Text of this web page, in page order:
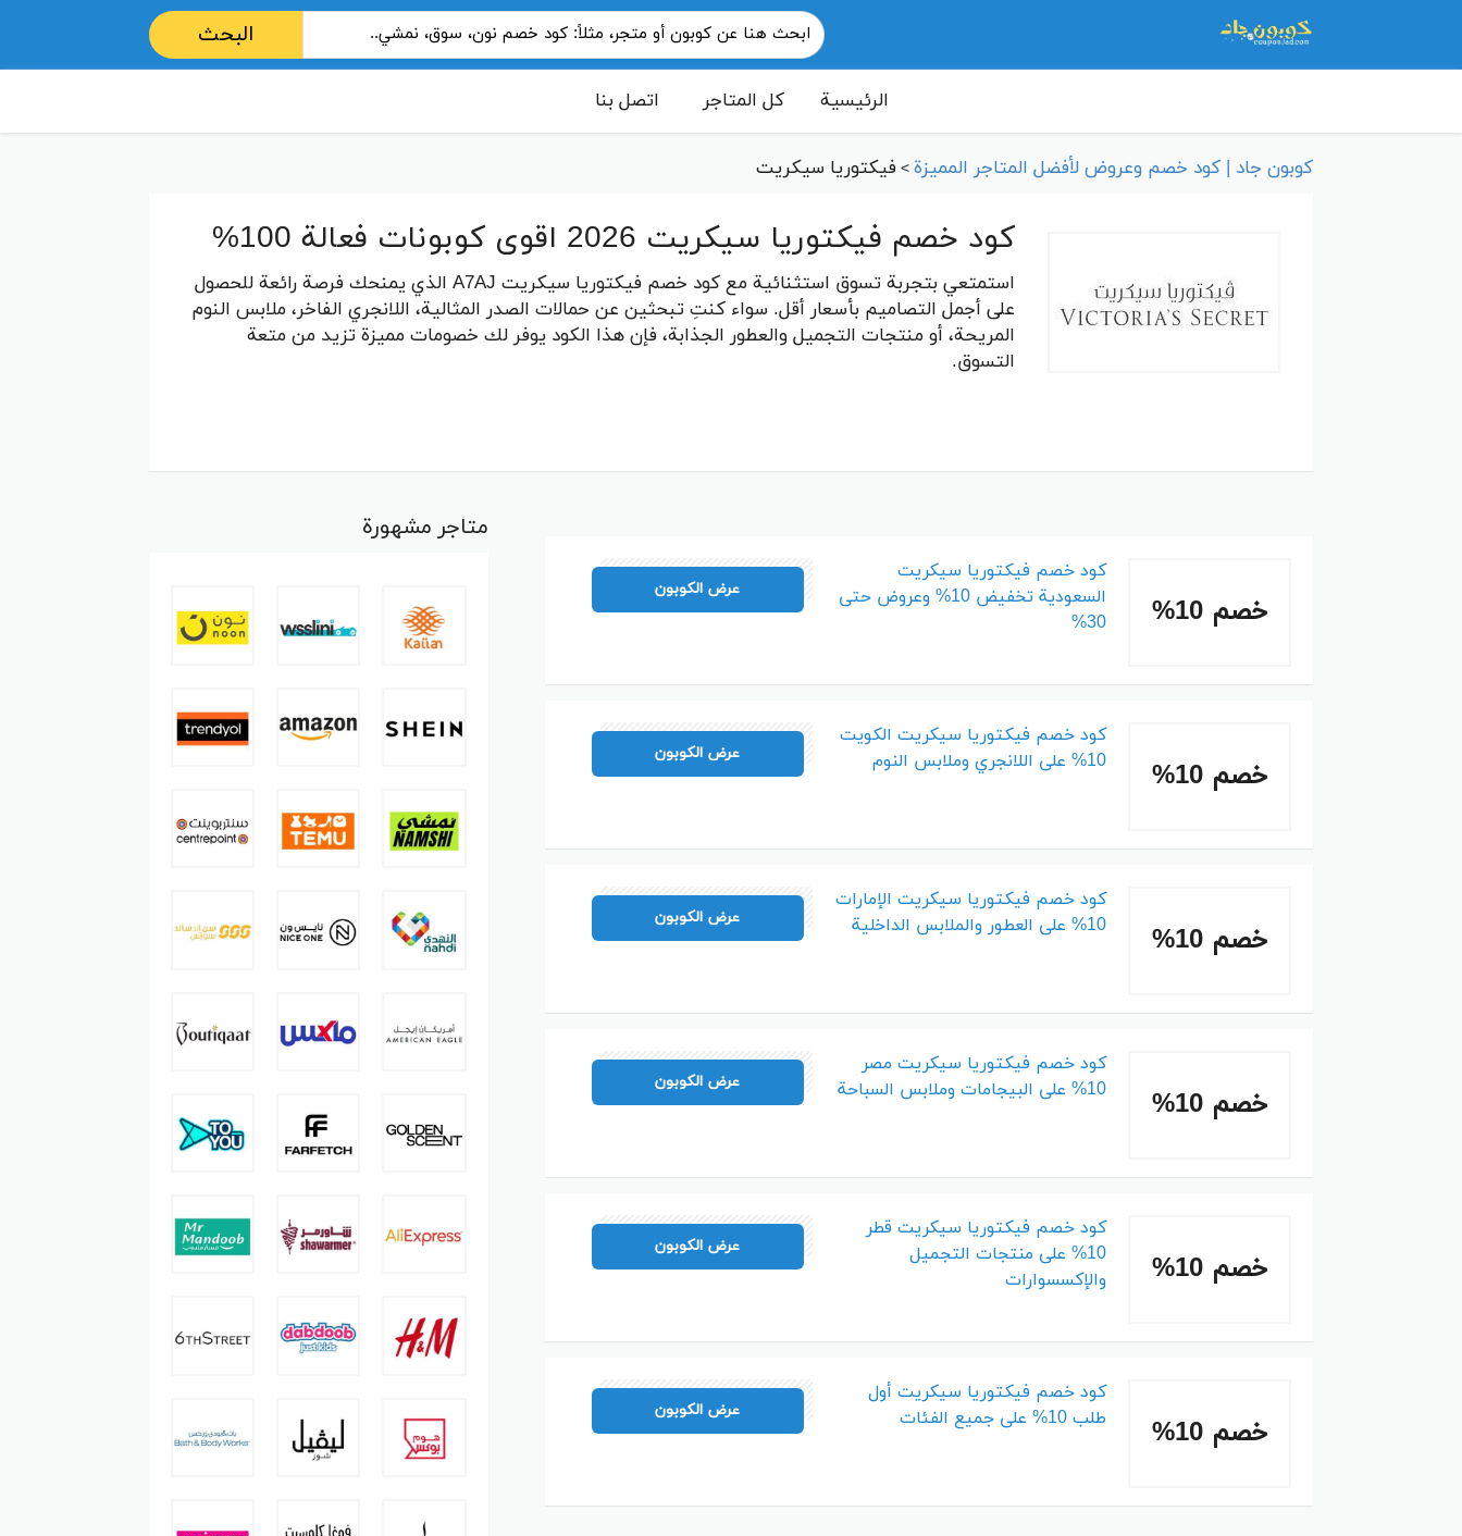
البحث
الرئيسية كل المتاجر اتصل بنا
كوبون جاد | كود خصم وعروض لأفضل المتاجر المميزة > فيكتوريا سيكريت
كود خصم فيكتوريا سيكريت 2026 اقوى كوبونات فعالة 100%
استمتعي بتجربة تسوق استثنائية مع كود خصم فيكتوريا سيكريت A7AJ الذي يمنحك فرصة رائعة للحصول
على أجمل التصاميم بأسعار أقل. سواء كنتِ تبحثين عن حمالات الصدر المثالية، اللانجري الفاخر، ملابس النوم
المريحة، أو منتجات التجميل والعطور الجذابة، فإن هذا الكود يوفر لك خصومات مميزة تزيد من متعة
التسوق.
خصم 10%
كود خصم فيكتوريا سيكريت
السعودية تخفيض 10% وعروض حتى
30%
عرض الكوبون
خصم 10%
كود خصم فيكتوريا سيكريت الكويت
10% على اللانجري وملابس النوم
عرض الكوبون
خصم 10%
كود خصم فيكتوريا سيكريت الإمارات
10% على العطور والملابس الداخلية
عرض الكوبون
خصم 10%
كود خصم فيكتوريا سيكريت مصر
10% على البيجامات وملابس السباحة
عرض الكوبون
خصم 10%
كود خصم فيكتوريا سيكريت قطر
10% على منتجات التجميل
والإكسسوارات
عرض الكوبون
خصم 10%
كود خصم فيكتوريا سيكريت أول
طلب 10% على جميع الفئات
عرض الكوبون
متاجر مشهورة